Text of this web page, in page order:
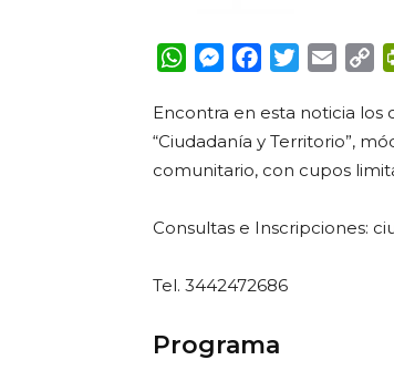
WhatsApp
Messenger
FacebookTwitterEmail
Encontra en esta noticia
“Ciudadanía y Territorio”,
comunitario, con cupos
Consultas e Inscripciones:
Tel. 3442472686
Programa